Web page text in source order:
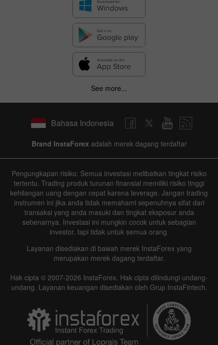
See more...
Bahasa Indonesia
Brand InstaForex adalah merek dagang terdaftar
Pengungkapan risiko: Semua investasi melibatkan tingkat risiko
tertentu. Trading produk turunan finansial memiliki risiko tinggi
kehilangan uang dengan cepat karena leverage. Jangan trading
instrumen ini jika anda tidak memahami sepenuhnya sifat dari
transaksi yang anda masuki dan tingkat eksposur anda
sebenarnya. Investasi ini mungkin cocok untuk sebagian
investor, tapi tidak untuk semua orang.
Layanan disediakan di bawah merek InstaForex yang
merupakan merek dagang terdaftar.
Hak cipta © 2007-2026 InstaForex. Hak cipta dilindungi undang-
undang. Layanan keuangan disediakan oleh Grup InstaFintech.